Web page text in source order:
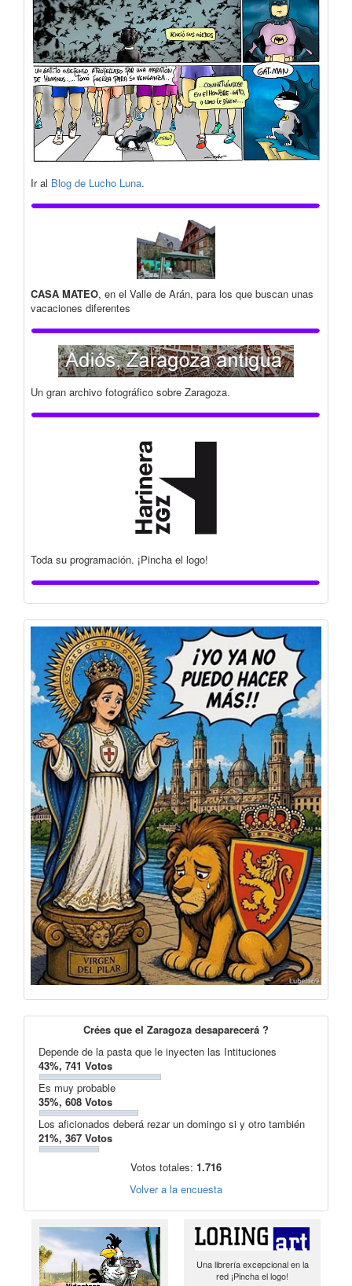
Ir al Blog de Lucho Luna.
CASA MATEO, en el Valle de Arán, para los que buscan unas
vacaciones diferentes
Un gran archivo fotográfico sobre Zaragoza.
Toda su programación. ¡Pincha el logo!
Crées que el Zaragoza desaparecerá ?
Depende de la pasta que le inyecten las Intituciones
43%, 741 Votos
Es muy probable
35%, 608 Votos
Los aficionados deberá rezar un domingo si y otro también
21%, 367 Votos
Votos totales: 1.716
Volver a la encuesta
Una librería excepcional en la
red ¡Pincha el logo!